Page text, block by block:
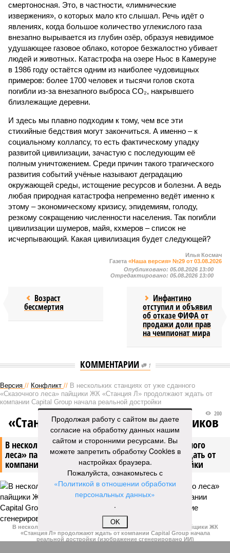
смертоносная. Это, в частности, «лимнические
извержения», о которых мало кто слышал. Речь идёт о
явлениях, когда большое количество углекислого газа
внезапно вырывается из глубин озёр, образуя невидимое
удушающее газовое облако, которое безжалостно убивает
людей и животных. Катастрофа на озере Ньос в Камеруне
в 1986 году остаётся одним из наиболее чудовищных
примеров: более 1700 человек и тысячи голов скота
погибли из-за внезапного выброса CO₂, накрывшего
близлежащие деревни.
И здесь мы плавно подходим к тому, чем все эти
стихийные бедствия могут закончиться. А именно – к
социальному коллапсу, то есть фактическому упадку
развитой цивилизации, зачастую с последующим её
полным уничтожением. Среди причин такого трагического
развития событий учёные называют деградацию
окружающей среды, истощение ресурсов и болезни. А ведь
любая природная катастрофа непременно ведёт именно к
этому – экономическому кризису, эпидемиям, голоду,
резкому сокращению численности населения. Так погибли
цивилизации шумеров, майя, кхмеров – список не
исчерпывающий. Какая цивилизация будет следующей?
Илья Космач
Газета «Наша версия» №29 от 03.08.2026
Опубликовано: 05.08.2026 13:00
Отредактировано: 05.08.2026 13:00
Возраст
бессмертия
Инфантино
отступил и объявил
об отказе ФИФА от
продажи доли прав
на чемпионат мира
КОММЕНТАРИИ 1
Версия // Конфликт // В нескольких станциях от уже сданного
«Сказочного леса» пайщики ЖК «Станция Л» продолжают ждать от
компании Capital Group начала реальной достройки
В нескольких станциях от уже сданного «Сказочного
леса» пайщики ЖК «Станция Л» продолжают ждать от
компании Capital Group начала реальной достройки
200
«Станция ожидания» для дольщиков
В нескольких станциях от уже сданного «Сказочного леса» пайщики ЖК
«Станция Л» продолжают ждать от компании Capital Group начала
реальной достройки (изображение сгенерировано ИИ)
Продолжая работу с сайтом вы даете
согласие на обработку данных нашим
сайтом и сторонними ресурсами. Вы
можете запретить обработку Cookies в
настройках браузера.
Пожалуйста, ознакомьтесь с
«Политикой в отношении обработки
персональных данных»
.
OK